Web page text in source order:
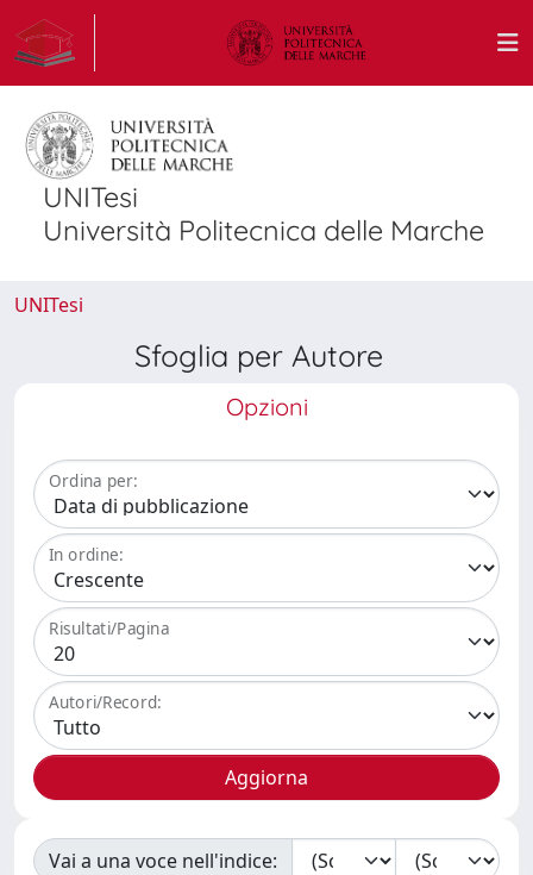
UNITesi
Università Politecnica delle Marche
UNITesi
Sfoglia per Autore
Opzioni
Ordina per:
In ordine:
Risultati/Pagina
Autori/Record:
Vai a una voce nell'indice: